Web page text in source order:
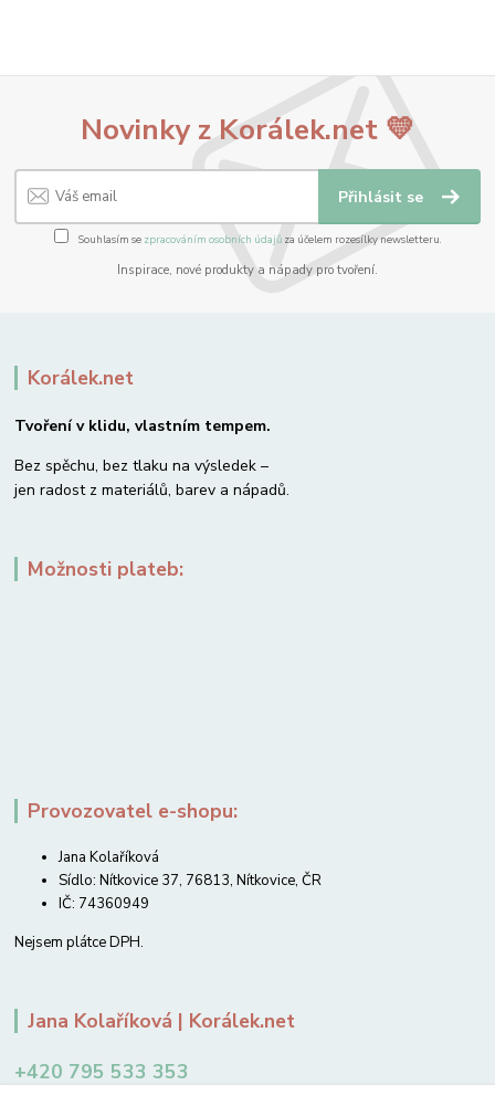
Novinky z Korálek.net 💛
Přihlásit se
Souhlasím se zpracováním osobních údajůza účelem rozesílky newsletteru.
Inspirace, nové produkty a nápady pro tvoření.
Korálek.net
Tvoření v klidu, vlastním tempem.
Bez spěchu, bez tlaku na výsledek –
jen radost z materiálů, barev a nápadů.
Možnosti plateb:
Provozovatel e-shopu:
Jana Kolaříková
Sídlo: Nítkovice 37, 76813, Nítkovice, ČR
IČ: 74360949
Nejsem plátce DPH.
Jana Kolaříková | Korálek.net
+420 795 533 353